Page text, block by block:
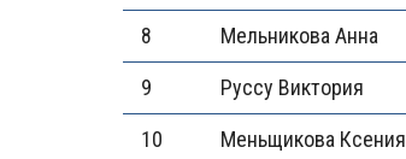
8 Мельникова Анна
9 Руссу Виктория
10 Меньщикова Ксения